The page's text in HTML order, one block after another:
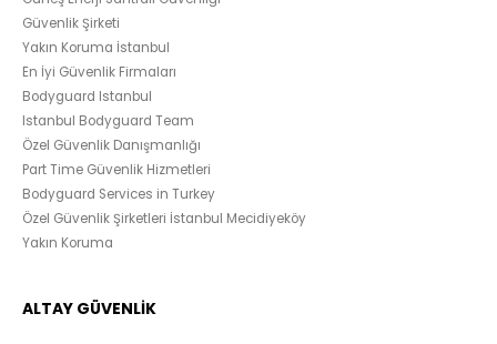
Güvenlik Şirketi
Yakın Koruma İstanbul
En İyi Güvenlik Firmaları
Bodyguard Istanbul
Istanbul Bodyguard Team
Özel Güvenlik Danışmanlığı
Part Time Güvenlik Hizmetleri
Bodyguard Services in Turkey
Özel Güvenlik Şirketleri İstanbul Mecidiyeköy
Yakın Koruma
ALTAY GÜVENLİK